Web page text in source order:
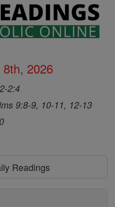
2026
2:4
9:8-9, 10-11, 12-13
Readings